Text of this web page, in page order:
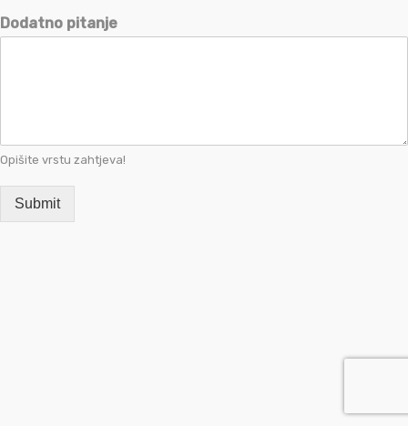
Dodatno pitanje
Opišite vrstu zahtjeva!
Submit